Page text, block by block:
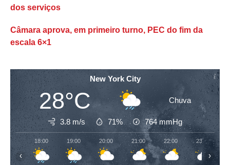
dos serviços
Câmara aprova, em primeiro turno, PEC do fim da
escala 6×1
New York City
28°C Chuva
3.8 m/s 71% 764mmHg
18:00 19:00 20:00 21:00 22:00 23:00
‹ ›